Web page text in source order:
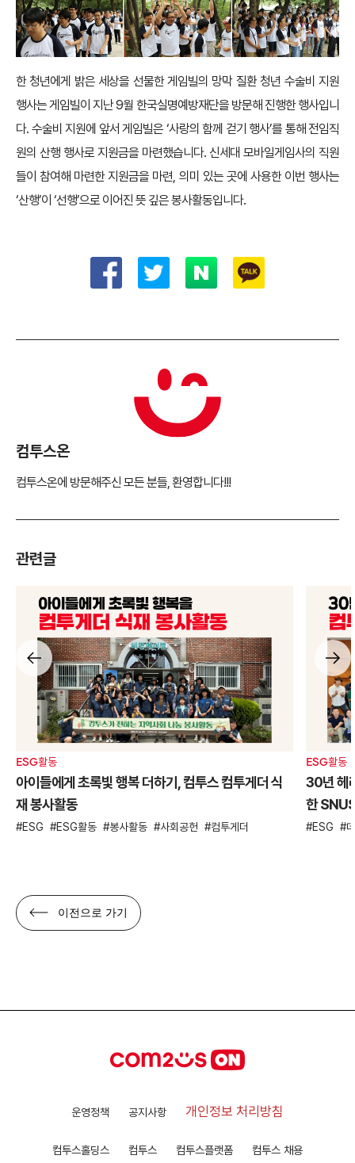
한 청년에게 밝은 세상을 선물한 게임빌의 망막 질환 청년 수술비 지원
행사는 게임빌이 지난 9월 한국실명예방재단을 방문해 진행한 행사입니
다. 수술비 지원에 앞서 게임빌은 ‘사랑의 함께 걷기 행사’를 통해 전임직
원의 산행 행사로 지원금을 마련했습니다. 신세대 모바일게임사의 직원
들이 참여해 마련한 지원금을 마련, 의미 있는 곳에 사용한 이번 행사는
‘산행’이 ‘선행’으로 이어진 뜻 깊은 봉사활동입니다.
컴투스온
컴투스온에 방문해주신 모든 분들, 환영합니다!!!
관련글
ESG활동
아이들에게 초록빛 행복 더하기, 컴투스 컴투게더 식
재 봉사활동
ESG ESG활동 봉사활동 사회공헌 컴투게더
ESG활동
30년 헤
한
ESG
이전으로 가기
운영정책 공지사항 개인정보 처리방침
컴투스홀딩스 컴투스 컴투스플랫폼 컴투스 채용